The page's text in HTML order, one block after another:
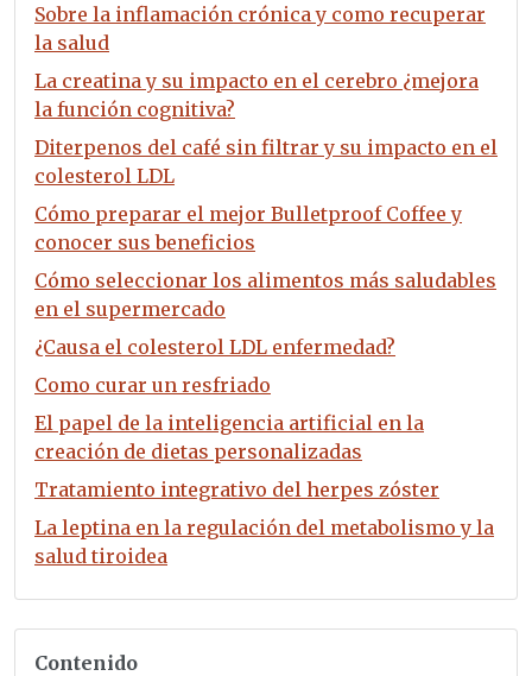
Sobre la inflamación crónica y como recuperar
la salud
La creatina y su impacto en el cerebro ¿mejora
la función cognitiva?
Diterpenos del café sin filtrar y su impacto en el
colesterol LDL
Cómo preparar el mejor Bulletproof Coffee y
conocer sus beneficios
Cómo seleccionar los alimentos más saludables
en el supermercado
¿Causa el colesterol LDL enfermedad?
Como curar un resfriado
El papel de la inteligencia artificial en la
creación de dietas personalizadas
Tratamiento integrativo del herpes zóster
La leptina en la regulación del metabolismo y la
salud tiroidea
Contenido